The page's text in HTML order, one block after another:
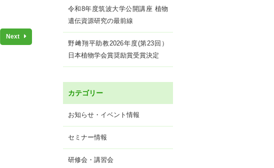
Next
令和8年度筑波大学公開講座 植物
遺伝資源研究の最前線
野﨑翔平助教2026年度(第23回）
日本植物学会賞奨励賞受賞決定
カテゴリー
お知らせ・イベント情報
セミナー情報
研修会・講習会